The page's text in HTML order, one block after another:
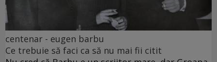
centenar - eugen barbu
Ce trebuie să faci ca să nu mai fii citit